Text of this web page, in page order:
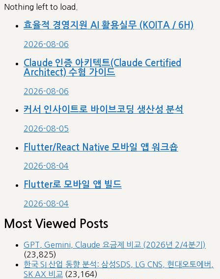
Nothing left to load.
효율적 경영지원 AI 활용실무 (KOITA / 6H)
2026-08-06
Claude 인증 아키텍트(Claude Certified
Architect) 수험 가이드
2026-08-06
커서 인사이트로 바이브코딩 생산성 분석
2026-08-05
Flutter/React Native 모바일 앱 워크숍
2026-08-04
Flutter로 모바일 앱 빌드
2026-08-04
Most Viewed Posts
GPT, Gemini, Claude 요금제 비교 (2026년 2/4분기)
(23,825)
한국 SI 산업 동향 분석: 삼성SDS, LG CNS, 현대오토에버,
SK AX 비교 (23,164)